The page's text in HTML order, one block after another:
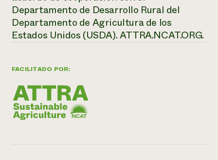
FACILITADO POR:
Departamento de Desarrollo Rural del
Departamento de Agricultura de los
Estados Unidos (USDA). ATTRA.NCAT.ORG.